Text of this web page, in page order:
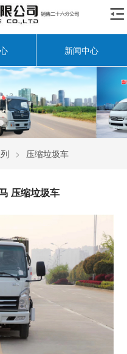

新闻中心
> 压缩垃圾车
压缩垃圾车